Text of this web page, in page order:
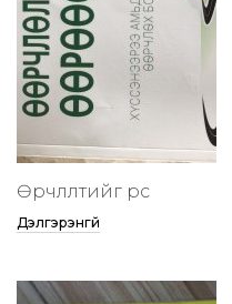
Өөрчлөлтийг өөрөөсөө
Дэлгэрэнгүй